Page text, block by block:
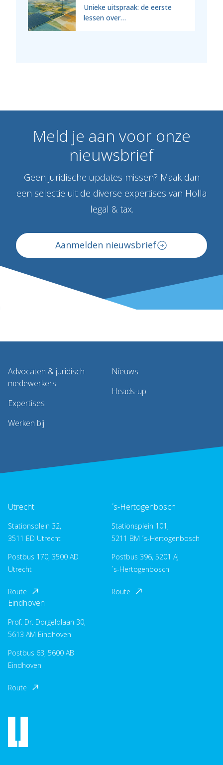
Unieke uitspraak: de eerste
lessen over…
Meld je aan voor onze
nieuwsbrief
Geen juridische updates missen? Maak dan
een selectie uit de diverse expertises van Holla
legal & tax.
Aanmelden nieuwsbrief
Advocaten & juridisch
medewerkers
Expertises
Werken bij
Nieuws
Heads-up
Utrecht
Stationsplein 32,
3511 ED Utrecht
Postbus 170, 3500 AD
Utrecht
Route
´s-Hertogenbosch
Stationsplein 101,
5211 BM ´s-Hertogenbosch
Postbus 396, 5201 AJ
´s-Hertogenbosch
Route
Eindhoven
Prof. Dr. Dorgelolaan 30,
5613 AM Eindhoven
Postbus 63, 5600 AB
Eindhoven
Route